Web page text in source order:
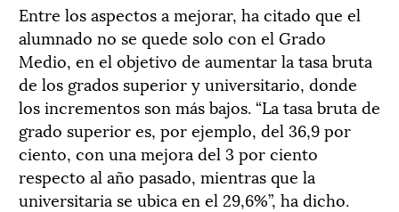
Entre los aspectos a mejorar, ha citado que el
alumnado no se quede solo con el Grado
Medio, en el objetivo de aumentar la tasa bruta
de los grados superior y universitario, donde
los incrementos son más bajos. “La tasa bruta de
grado superior es, por ejemplo, del 36,9 por
ciento, con una mejora del 3 por ciento
respecto al año pasado, mientras que la
universitaria se ubica en el 29,6%”, ha dicho.